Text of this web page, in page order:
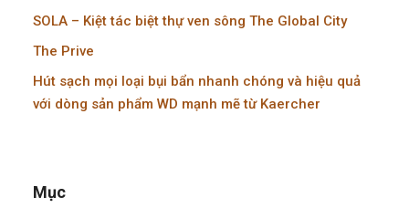
SOLA – Kiệt tác biệt thự ven sông The Global City
The Prive
Hút sạch mọi loại bụi bẩn nhanh chóng và hiệu quả
với dòng sản phẩm WD mạnh mẽ từ Kaercher
Mục